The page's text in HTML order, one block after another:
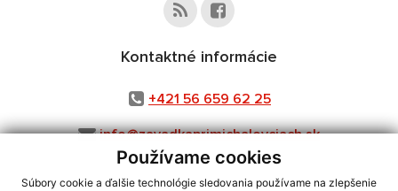
Používame cookies
Súbory cookie a ďalšie technológie sledovania používame na zlepšenie
Kontaktné informácie
+421 56 659 62 25
info@zavadkaprimichalovciach.sk